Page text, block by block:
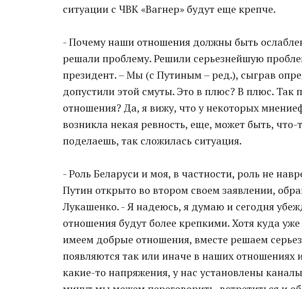
ситуации с ЧВК «Вагнер» будут еще крепче.
- Почему наши отношения должны быть
решали проблему. Решили серьезнейшую
президент. – Мы (с Путиным – ред.), сыграв
допустили этой смуты. Это в плюс? В плюс. Так
отношения? Да, я вижу, что у некоторых
возникла некая ревность, еще, может быть,
поделаешь, так сложилась ситуация.
- Роль Беларуси и моя, в частности, роль не
Путин открыто во втором своем заявлении,
Лукашенко. - Я надеюсь, я думаю и сегодня
отношения будут более крепкими. Хотя куда
имеем добрые отношения, вместе решаем
появляются так или иначе в наших отношениях
какие-то напряжения, у нас установлены